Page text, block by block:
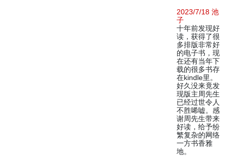
2023/7/18 池
子
十年前发现好
读，获得了很
多排版非常好
的电子书，现
在还有当年下
载的很多书存
在kindle里。
好久没来竟发
现版主周先生
已经过世令人
不胜唏嘘。感
谢周先生带来
好读，给予纷
繁复杂的网络
一方书香雅
地。